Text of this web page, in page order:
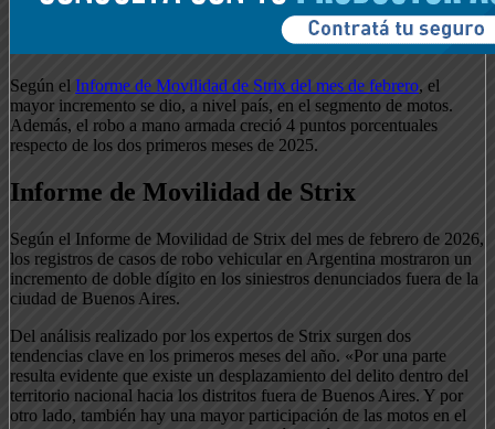
Según el Informe de Movilidad de Strix del mes de febrero, el
mayor incremento se dio, a nivel país, en el segmento de motos.
Además, el robo a mano armada creció 4 puntos porcentuales
respecto de los dos primeros meses de 2025.
Informe de Movilidad de Strix
Según el Informe de Movilidad de Strix del mes de febrero de 2026,
los registros de casos de robo vehicular en Argentina mostraron un
incremento de doble dígito en los siniestros denunciados fuera de la
ciudad de Buenos Aires.
Del análisis realizado por los expertos de Strix surgen dos
tendencias clave en los primeros meses del año. «Por una parte
resulta evidente que existe un desplazamiento del delito dentro del
territorio nacional hacia los distritos fuera de Buenos Aires. Y por
otro lado, también hay una mayor participación de las motos en el